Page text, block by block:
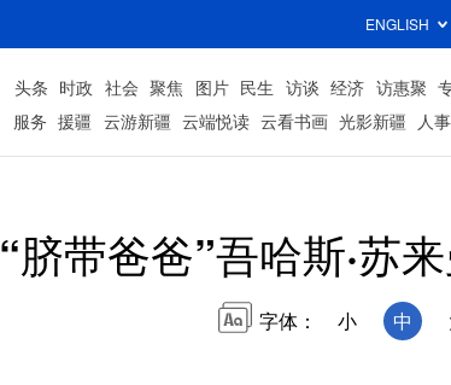
ENGLISH
头条 时政 社会 聚焦 图片 民生 访谈 经济 访惠聚
服务 援疆 云游新疆 云端悦读 云看书画 光影新疆 人
“脐带爸爸”吾哈斯·苏
字体： 小 中